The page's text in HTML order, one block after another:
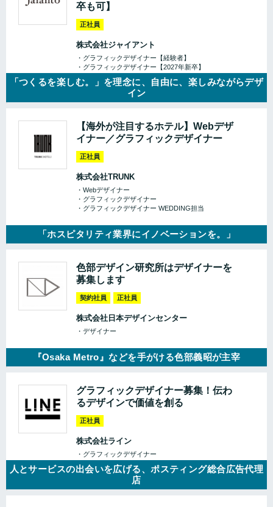
卒も可】
正社員
株式会社ジャイアント
・グラフィックデザイナー【経験者】
・グラフィックデザイナー【2027年新卒】
「つくるを楽しむ。」を理念に、自由に、楽しみながらデザ
イン
【海外が注目するホテル】Webデザ
イナー／グラフィックデザイナー
正社員
株式会社TRUNK
・Webデザイナー
・グラフィックデザイナー
・グラフィックデザイナー WEDDING担当
「ホスピタリティ業界にイノベーションを。」
色部デザイン研究所はデザイナーを
募集します
契約社員 正社員
株式会社日本デザインセンター
・デザイナー
『Osaka Metro』などを手がける色部義昭が主宰
グラフィックデザイナー募集！伝わ
るデザインで価値を創る
正社員
株式会社ライン
・グラフィックデザイナー
人とサービスの出会いを広げる、ポスティング総合広告代理
店